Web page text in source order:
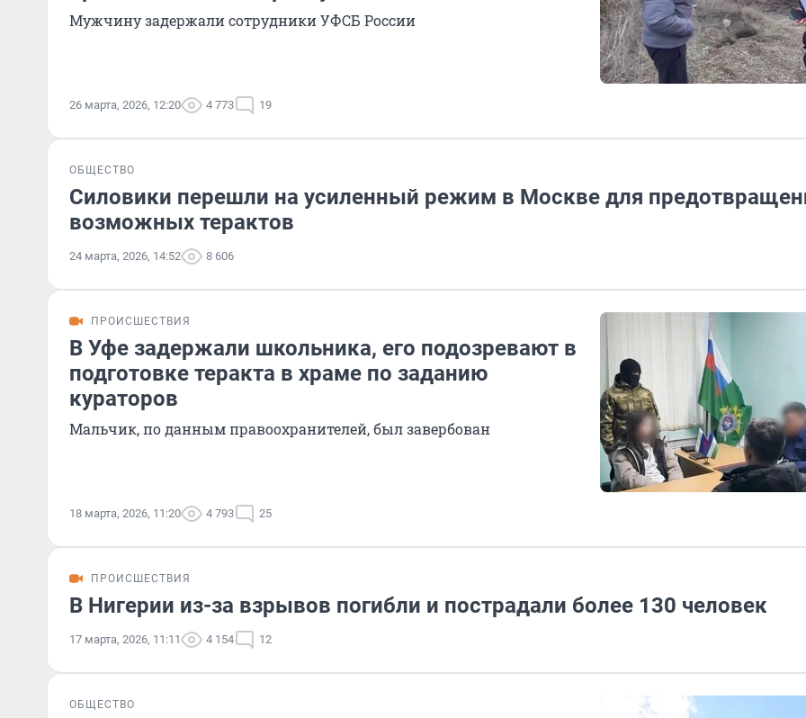
Мужчину задержали сотрудники УФСБ России
26 марта, 2026, 12:20 4 773 19
ОБЩЕСТВО
Силовики перешли на усиленный режим в Москве для
возможных терактов
24 марта, 2026, 14:52 8 606
ПРОИСШЕСТВИЯ
В Уфе задержали школьника, его подозревают в
подготовке теракта в храме по заданию
кураторов
Мальчик, по данным правоохранителей, был завербован
18 марта, 2026, 11:20 4 793 25
ПРОИСШЕСТВИЯ
В Нигерии из-за взрывов погибли и пострадали более 130 человек
17 марта, 2026, 11:11 4 154 12
ОБЩЕСТВО